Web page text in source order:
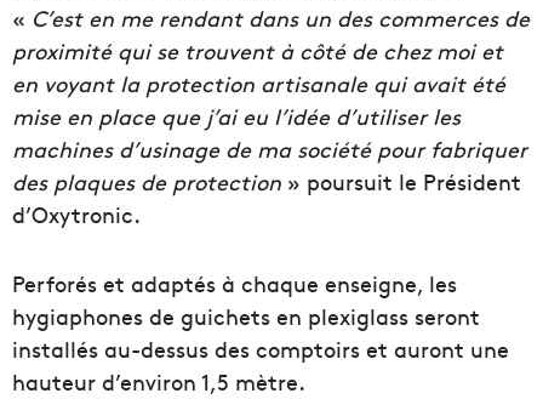
« C’est en me rendant dans un des commerces de
proximité qui se trouvent à côté de chez moi et
en voyant la protection artisanale qui avait été
mise en place que j’ai eu l’idée d’utiliser les
machines d’usinage de ma société pour fabriquer
des plaques de protection » poursuit le Président
d’Oxytronic.
Perforés et adaptés à chaque enseigne, les
hygiaphones de guichets en plexiglass seront
installés au-dessus des comptoirs et auront une
hauteur d’environ 1,5 mètre.